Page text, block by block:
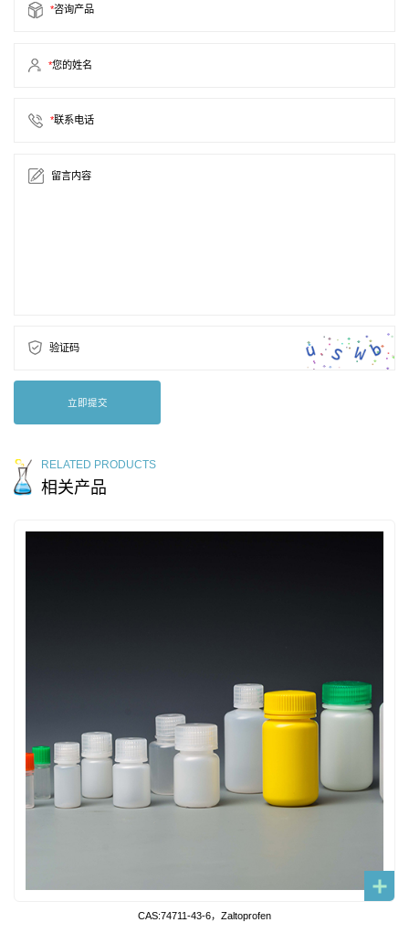
*咨询产品
*您的姓名
*联系电话
留言内容
验证码
立即提交
RELATED PRODUCTS
相关产品
CAS:74711-43-6，Zaltoprofen